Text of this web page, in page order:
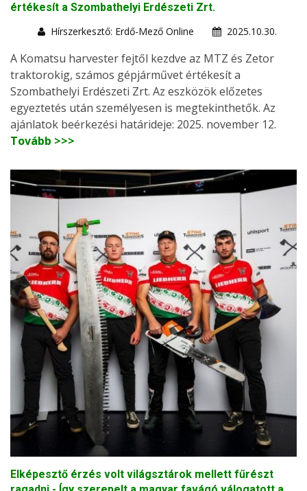
értékesít a Szombathelyi Erdészeti Zrt.
Hírszerkesztő: Erdő-Mező Online
2025.10.30.
A Komatsu harvester fejtől kezdve az MTZ és Zetor
traktorokig, számos gépjárművet értékesít a
Szombathelyi Erdészeti Zrt. Az eszközök előzetes
egyeztetés után személyesen is megtekinthetők. Az
ajánlatok beérkezési határideje: 2025. november 12.
Tovább >>>
Elképesztő érzés volt világsztárok mellett fűrészt